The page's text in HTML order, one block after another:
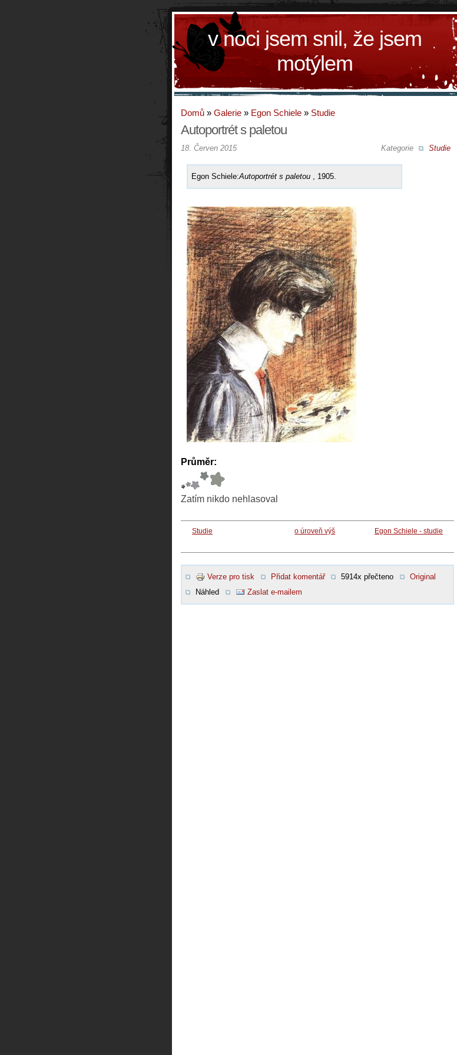
v noci jsem snil, že jsem
motýlem
Domů » Galerie » Egon Schiele » Studie
Autoportrét s paletou
Kategorie Studie
18. Červen 2015
Egon Schiele:Autoportrét s paletou , 1905.
Průměr:
Zatím nikdo nehlasoval
Studie o úroveň výš Egon Schiele - studie
Verze pro tisk Přidat komentář 5914x přečteno
Original
Náhled
Zaslat e-mailem